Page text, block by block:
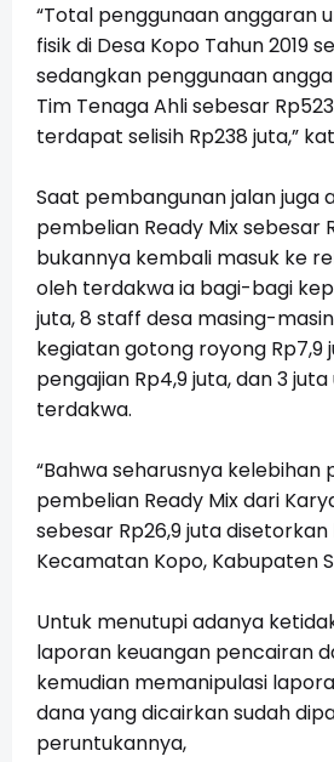
“Total penggunaan anggaran
fisik di Desa Kopo Tahun 2019
sedangkan penggunaan
Tim Tenaga Ahli sebesar
terdapat selisih Rp238 juta,”
Saat pembangunan jalan juga
pembelian Ready Mix sebesar
bukannya kembali masuk ke
oleh terdakwa ia bagi-bagi
juta, 8 staff desa masing-
kegiatan gotong royong Rp7,9
pengajian Rp4,9 juta, dan 3
terdakwa.
“Bahwa seharusnya
pembelian Ready Mix dari
sebesar Rp26,9 juta disetorkan
Kecamatan Kopo, Kabupaten
Untuk menutupi adanya
laporan keuangan pencairan
kemudian memanipulasi
dana yang dicairkan sudah
peruntukannya,